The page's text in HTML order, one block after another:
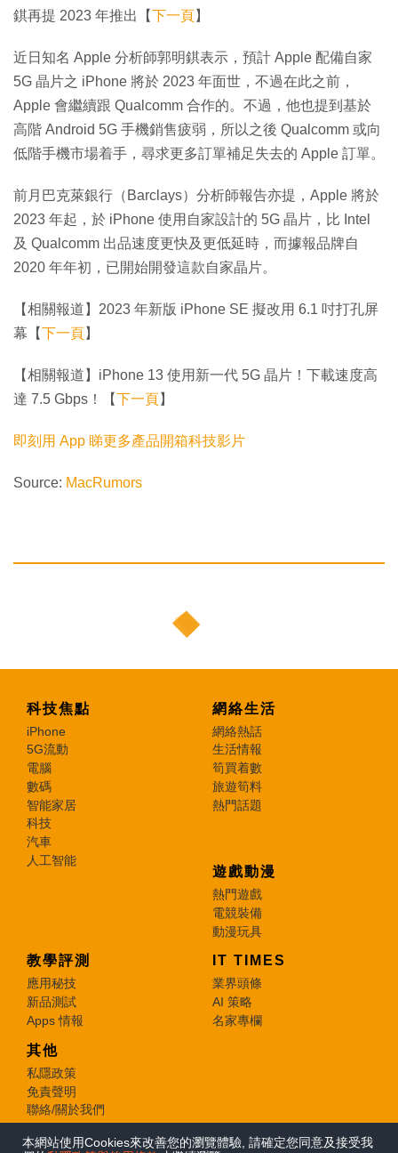
本網站使用Cookies來改善您的瀏覽體驗, 請確定您同意及接受我
錤再提 2023 年推出【下一頁】
近日知名 Apple 分析師郭明錤表示，預計 Apple 配備自家
5G 晶片之 iPhone 將於 2023 年面世，不過在此之前，
Apple 會繼續跟 Qualcomm 合作的。不過，他也提到基於
高階 Android 5G 手機銷售疲弱，所以之後 Qualcomm 或向
低階手機市場着手，尋求更多訂單補足失去的 Apple 訂單。
前月巴克萊銀行（Barclays）分析師報告亦提，Apple 將於
2023 年起，於 iPhone 使用自家設計的 5G 晶片，比 Intel
及 Qualcomm 出品速度更快及更低延時，而據報品牌自
2020 年年初，已開始開發這款自家晶片。
【相關報道】2023 年新版 iPhone SE 擬改用 6.1 吋打孔屏
幕【下一頁】
【相關報道】iPhone 13 使用新一代 5G 晶片！下載速度高
達 7.5 Gbps！【下一頁】
即刻用 App 睇更多產品開箱科技影片
Source: MacRumors
科技焦點
iPhone
5G流動
電腦
數碼
智能家居
科技
汽車
人工智能
網絡生活
網絡熱話
生活情報
筍買着數
旅遊筍料
熱門話題
遊戲動漫
熱門遊戲
電競裝備
動漫玩具
教學評測
應用秘技
新品測試
Apps 情報
IT TIMES
業界頭條
AI 策略
名家專欄
其他
私隱政策
免責聲明
聯絡/關於我們
© 2026 e-zone. All Rights Reserved.